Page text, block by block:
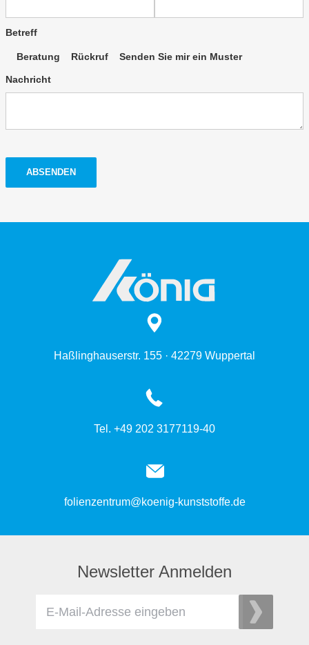
Betreff
Beratung Rückruf Senden Sie mir ein Muster
Nachricht
ABSENDEN
Haßlinghauserstr. 155 · 42279 Wuppertal
Tel. +49 202 3177119-40
folienzentrum@koenig-kunststoffe.de
Newsletter Anmelden